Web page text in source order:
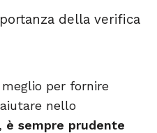
della verifica
per fornire
nello
è sempre prudente